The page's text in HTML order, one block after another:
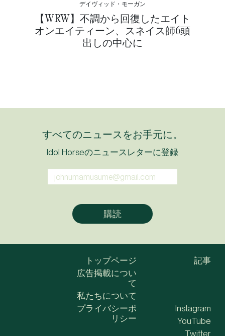
デイヴィッド・モーガン
【WRW】不調から回復したエイト
オンエイティーン、スネイス師6頭
出しの中心に
すべてのニュースをお手元に。
Idol Horseのニュースレターに登録
トップページ
広告掲載につい
て
私たちについて
記事
プライバシーポ
リシー
Instagram
YouTube
Twitter